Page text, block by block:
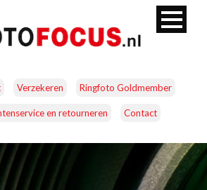
Verzekeren Ringfoto Goldmember
en retourneren Contact
ACCESSOIRES